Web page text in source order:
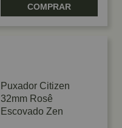
COMPRAR
Puxador Citizen
32mm Rosê
Escovado Zen